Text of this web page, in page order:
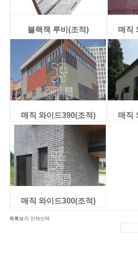
블랙잭 루비(조적) 매직
매직 와이드390(조적) 매직
매직 와이드300(조적)
목록보기 전체선택